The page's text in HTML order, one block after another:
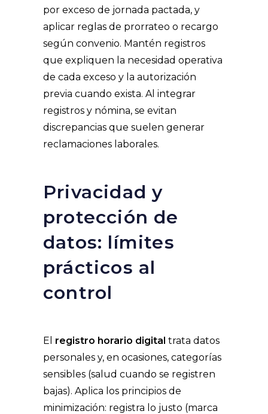
por exceso de jornada pactada, y
aplicar reglas de prorrateo o recargo
según convenio. Mantén registros
que expliquen la necesidad operativa
de cada exceso y la autorización
previa cuando exista. Al integrar
registros y nómina, se evitan
discrepancias que suelen generar
reclamaciones laborales.
Privacidad y
protección de
datos: límites
prácticos al
control
El registro horario digital trata datos
personales y, en ocasiones, categorías
sensibles (salud cuando se registren
bajas). Aplica los principios de
minimización: registra lo justo (marca